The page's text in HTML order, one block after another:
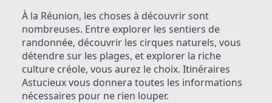
À la Réunion, les choses à découvrir sont
nombreuses. Entre explorer les sentiers de
randonnée, découvrir les cirques naturels, vous
détendre sur les plages, et explorer la riche
culture créole, vous aurez le choix. Itinéraires
Astucieux vous donnera toutes les informations
nécessaires pour ne rien louper.